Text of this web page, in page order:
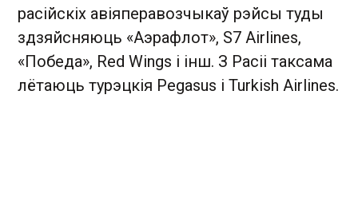
расійскіх авіяперавозчыкаў рэйсы туды
здзяйсняюць «Аэрафлот», S7 Airlines,
«Победа», Red Wings і інш. З Расіі таксама
лётаюць турэцкія Pegasus і Turkish Airlines.